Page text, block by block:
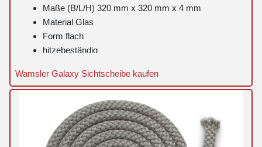
Maße (B/L/H) 320 mm x 320 mm x 4 mm
Material Glas
Form flach
hitzebeständig
Wamsler Galaxy Sichtscheibe kaufen